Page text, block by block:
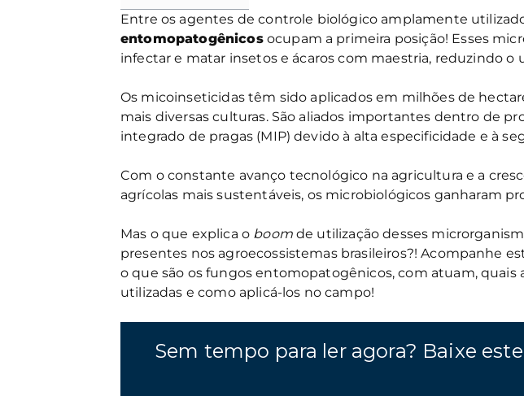
Entre os agentes de controle biológico amplamente
entomopatogênicosocupam a primeira posição! Esses
infectar e matar insetos e ácaros com maestria, reduzindo o
Os micoinseticidas têm sido aplicados em milhões de
mais diversas culturas. São aliados importantes dentro de
integrado de pragas (MIP) devido à alta especificidade e à
Com o constante avanço tecnológico na agricultura e a
agrícolas mais sustentáveis, os microbiológicos ganharam
Mas o que explica o boomde utilização desses
presentes nos agroecossistemas brasileiros?! Acompanhe
o que são os fungos entomopatogênicos, com atuam, quais
utilizadas e como aplicá-los no campo!
Sem tempo para ler agora? Baixe